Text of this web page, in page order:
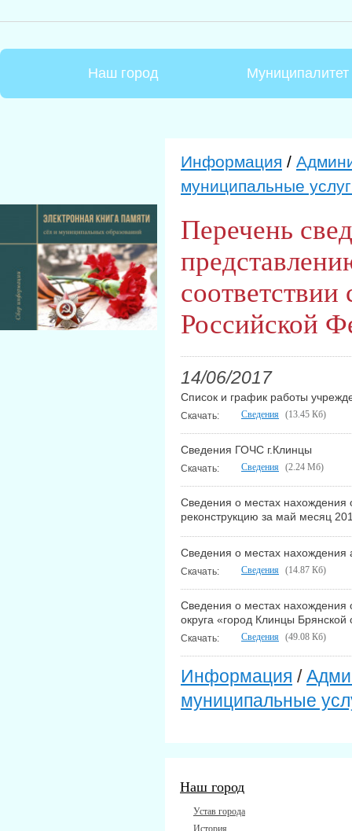
Наш город Муниципалитет
Информация /
муниципальные
Перечень
Российской
14/06/2017
Список и график работы
Скачать: Сведения (13.45 Кб)
Сведения ГОЧС г.Клинцы
Скачать: Сведения (2.24 Мб)
Сведения о местах нахождения
реконструкцию за май месяц
Сведения о местах
Скачать: Сведения (14.87 Кб)
Сведения о местах нахождения
округа «город Клинцы Брянской
Скачать: Сведения (49.08 Кб)
Информация /
муниципальные
Наш город
Устав города
История